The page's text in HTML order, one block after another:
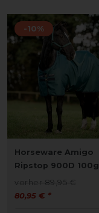
-10%
Horseware Amigo
Ripstop 900D 100g
vorher 89,95 €
80,95 € *